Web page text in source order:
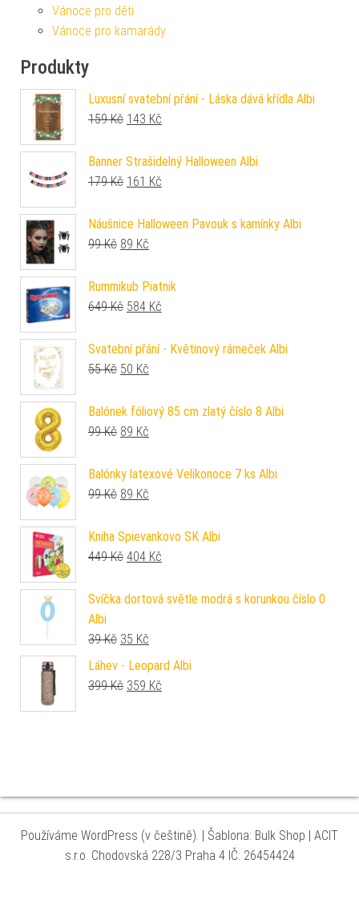
Vánoce pro děti
Vánoce pro kamarády
Produkty
Luxusní svatební přání - Láska dává křídla Albi
159Kč Původní cena byla: 159 Kč.
143 Kč
Banner Strašidelný Halloween Albi
179Kč Původní cena byla: 179 Kč.
161 Kč
Náušnice Halloween Pavouk s kamínky Albi
99Kč Původní cena byla: 99 Kč.
89 Kč
Rummikub Piatnik
649Kč Původní cena byla: 649 Kč.
584 Kč
Svatební přání - Květinový rámeček Albi
55Kč Původní cena byla: 55 Kč.
50 Kč
Balónek fóliový 85 cm zlatý číslo 8 Albi
99Kč Původní cena byla: 99 Kč.
89 Kč
Balónky latexové Velikonoce 7 ks Albi
99Kč Původní cena byla: 99 Kč.
89 Kč
Kniha Spievankovo SK Albi
449Kč Původní cena byla: 449 Kč.
404 Kč
Svíčka dortová světle modrá s korunkou číslo 0
Albi
39Kč Původní cena byla: 39 Kč.
35 Kč
Láhev - Leopard Albi
399Kč Původní cena byla: 399 Kč.
359 Kč
Používáme WordPress (v češtině). Šablona: Bulk Shop
| ACIT
s.r.o. Chodovská 228/3 Praha 4 IČ: 26454424